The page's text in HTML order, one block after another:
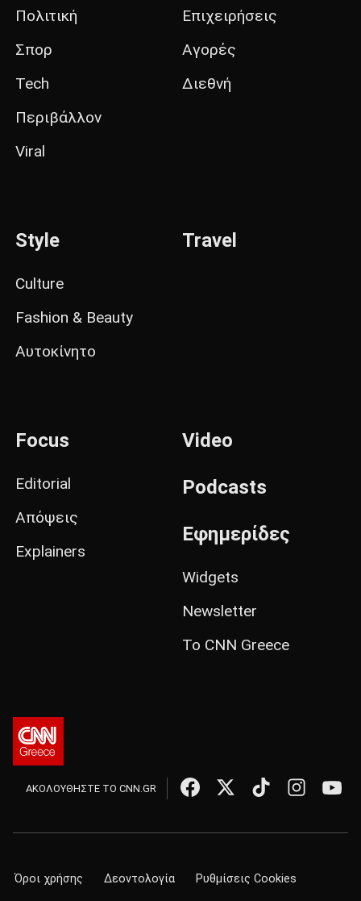
Πολιτική
Σπορ
Tech
Περιβάλλον
Viral
Επιχειρήσεις
Αγορές
Διεθνή
Style
Culture
Fashion & Beauty
Αυτοκίνητο
Travel
Focus
Editorial
Απόψεις
Explainers
Video
Podcasts
Εφημερίδες
Widgets
Newsletter
Το CNN Greece
ΑΚΟΛΟΥΘΗΣΤΕ ΤΟ CNN.GR
Όροι χρήσης Δεοντολογία Ρυθμίσεις Cookies